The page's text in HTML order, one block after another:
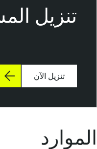
O
n
تنزيل
تنزيل الآن
الموارد